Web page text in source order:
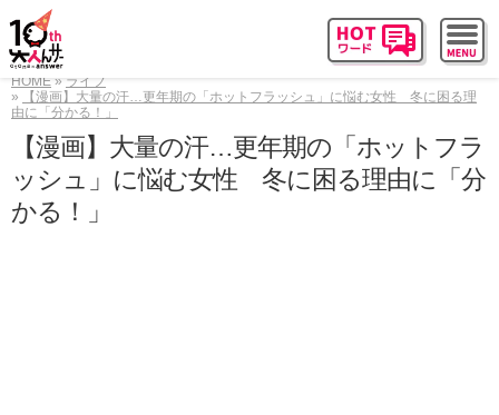
HOME
ライフ
【漫画】大量の汗…更年期の「ホットフラッシュ」に悩む女性 冬に困る理
由に「分かる！」
【漫画】大量の汗…更年期の「ホットフラ
ッシュ」に悩む女性 冬に困る理由に「分
かる！」